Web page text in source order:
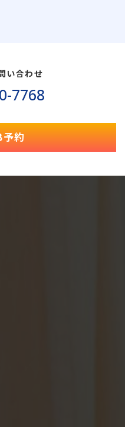
い合わせ
7768
予約